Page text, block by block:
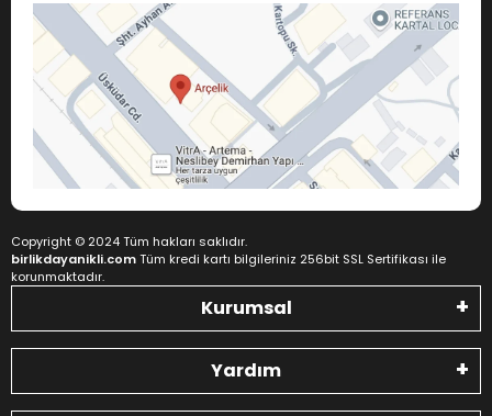
Copyright © 2024 Tüm hakları saklıdır.
birlikdayanikli.comTüm kredi kartı bilgileriniz 256bit SSL Sertifikası ile
korunmaktadır.
Kurumsal
Yardım